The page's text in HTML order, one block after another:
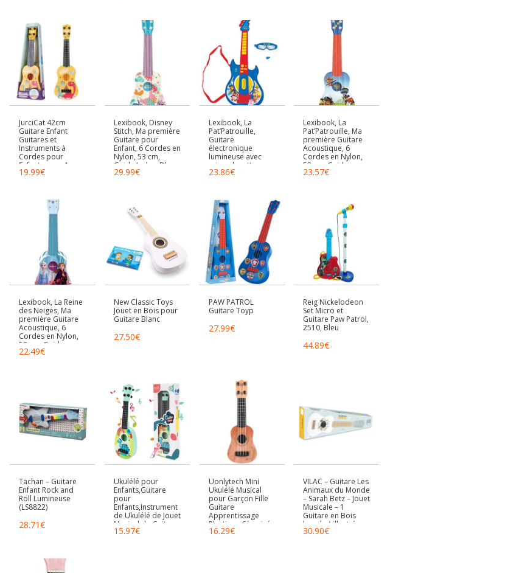
JurciCat 42cm
Guitare Enfant
Guitares et
Instruments à
Cordes pour
Enfants avec 4
Cordes Ajustables
Petits Les
débutants Les
garçons et Les
Filles(Dinosaure)
19.99€
Lexibook, Disney
Stitch, Ma première
Guitare pour
Enfant, 6 Cordes en
Nylon, 53 cm,
Guide Inclus, Bleu,
K200D
29.99€
Lexibook, La
Pat’Patrouille,
Guitare
électronique
lumineuse avec
micro, lunettes
avec microphone,
MP3, bleu/rouge,
K260PA
23.86€
Lexibook, La
Pat’Patrouille, Ma
première Guitare
Acoustique, 6
Cordes en Nylon,
53 cm, Guide
d’apprentissage
23.57€
Lexibook, La Reine
des Neiges, Ma
première Guitare
Acoustique, 6
Cordes en Nylon,
53 cm, Guide
d’apprentissage
22.49€
New Classic Toys
Jouet en Bois pour
Guitare Blanc
27.50€
PAW PATROL
Guitare Toyp
27.99€
Reig Nickelodeon
Set Micro et
Guitare Paw Patrol,
2510, Bleu
44.89€
Tachan – Guitare
Enfant Rock and
Roll Lumineuse
(LS8822)
28.71€
Ukulélé pour
Enfants,Guitare
pour
Enfants,Instrument
de Ukulélé de Jouet
Musical de Guitare
de 37 cm avec 4
15.97€
Uonlytech Mini
Ukulélé Musical
pour Garçon Fille
Guitare
Apprentissage
Plastique Sécurisée
Cordes Réalistes
16.29€
VILAC – Guitare Les
Animaux du Monde
– Sarah Betz – Jouet
Musicale – 1
Guitare en Bois
laqué et illustré
avec 6 Cordes + 1
30.90€